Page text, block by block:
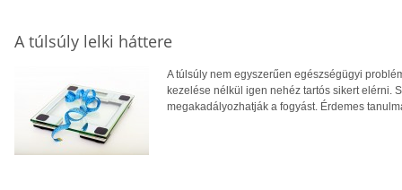
A túlsúly lelki háttere
A túlsúly nem egyszerűen egészségügyi
kezelése nélkül igen nehéz tartós sikert elérni.
megakadályozhatják a fogyást. Érdemes